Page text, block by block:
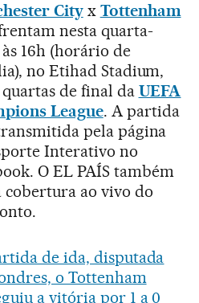
Cityx Tottenham
nesta quarta-
16h (horário de
no Etihad Stadium,
de final da UEFA
League. A partida
pela página
Interativo no
O EL PAÍS também
cobertura ao vivo do
de ida, disputada
o Tottenham
a vitória por 1 a 0